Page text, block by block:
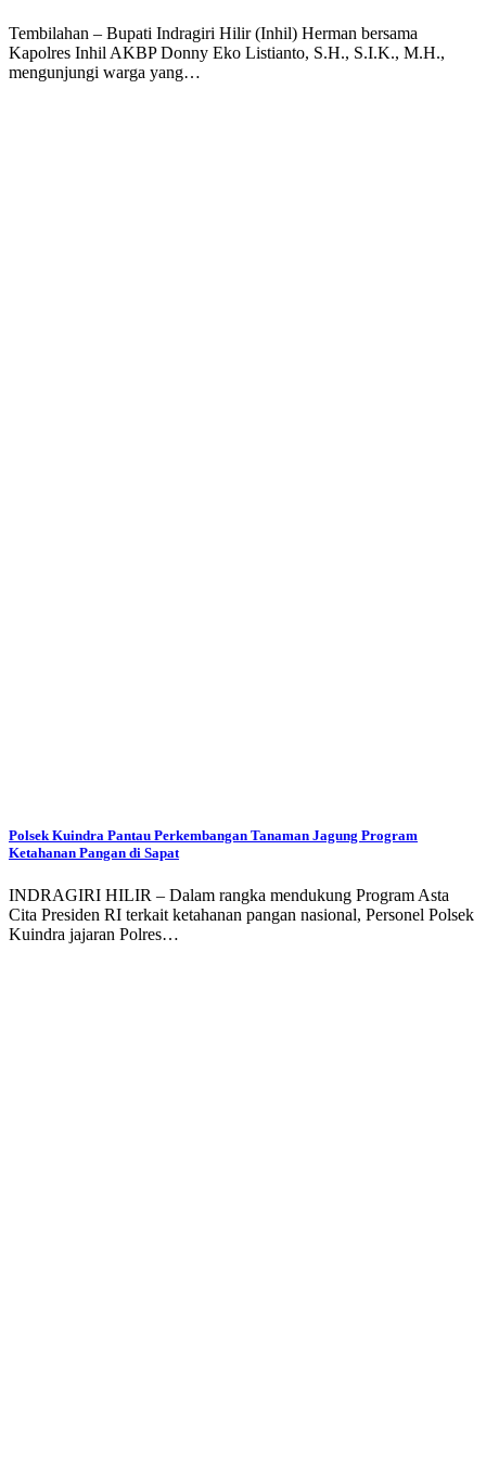
Tembilahan – Bupati Indragiri Hilir (Inhil) Herman bersama
Kapolres Inhil AKBP Donny Eko Listianto, S.H., S.I.K., M.H.,
mengunjungi warga yang…
Polsek Kuindra Pantau Perkembangan Tanaman Jagung Program
Ketahanan Pangan di Sapat
INDRAGIRI HILIR – Dalam rangka mendukung Program Asta
Cita Presiden RI terkait ketahanan pangan nasional, Personel Polsek
Kuindra jajaran Polres…